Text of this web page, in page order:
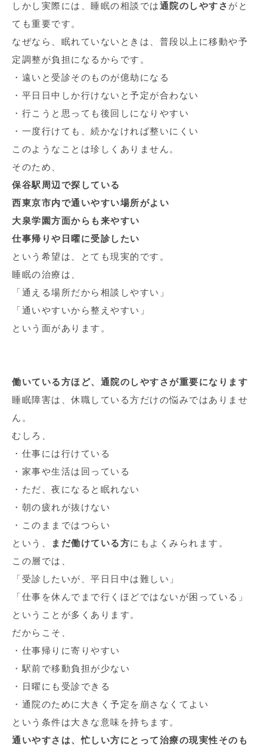
しかし実際には、睡眠の相談では通院のしやすさ がと
ても重要です。
なぜなら、眠れていないときは、普段以上に移動や予
定調整が負担になるからです。
・遠いと受診そのものが億劫になる
・平日日中しか行けないと予定が合わない
・行こうと思っても後回しになりやすい
・一度行けても、続かなければ整いにくい
このようなことは珍しくありません。
そのため、
保谷駅周辺で探している
西東京市内で通いやすい場所がよい
大泉学園方面からも来やすい
仕事帰りや日曜に受診したい
という希望は、とても現実的です。
睡眠の治療は、
「通える場所だから相談しやすい」
「通いやすいから整えやすい」
という面があります。
働いている方ほど、通院のしやすさが重要になります
睡眠障害は、休職している方だけの悩みではありませ
ん。
むしろ、
・仕事には行けている
・家事や生活は回っている
・ただ、夜になると眠れない
・朝の疲れが抜けない
・このままではつらい
という、
まだ働けている方にもよくみられます。
この層では、
「受診したいが、平日日中は難しい」
「仕事を休んでまで行くほどではないが困っている」
ということが多くあります。
だからこそ、
・仕事帰りに寄りやすい
・駅前で移動負担が少ない
・日曜にも受診できる
・通院のために大きく予定を崩さなくてよい
という条件は大きな意味を持ちます。
通いやすさは、忙しい方にとって治療の現実性そのも